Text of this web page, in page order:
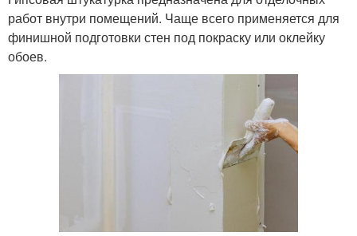
работ внутри помещений. Чаще всего применяется для
финишной подготовки стен под покраску или оклейку
обоев.